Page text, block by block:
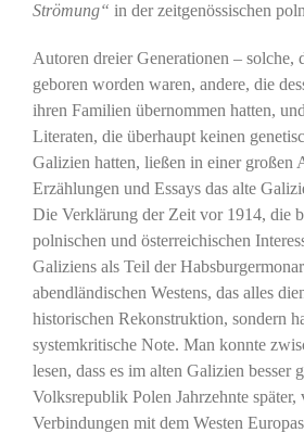
Strömung“ in der zeitgenössischen
Autoren dreier Generationen – solche,
geboren worden waren, andere, die
ihren Familien übernommen hatten,
Literaten, die überhaupt keinen
Galizien hatten, ließen in einer großen
Erzählungen und Essays das alte
Die Verklärung der Zeit vor 1914, die
polnischen und österreichischen
Galiziens als Teil der
abendländischen Westens, das alles
historischen Rekonstruktion, sondern
systemkritische Note. Man konnte
lesen, dass es im alten Galizien besser
Volksrepublik Polen Jahrzehnte
Verbindungen mit dem Westen